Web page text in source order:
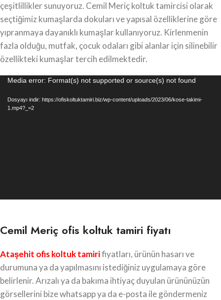
çeşitlillikler sunuyoruz. Cemil Meriç koltuk tamircisi olarak
seçtiğimiz kumaşlarda dokuları ve yapısal özelliklerine göre
yıpranmaya dayanıklı kumaşlar kullanıyoruz. Kirlenmenin
fazla olduğu, mutfak, çocuk odaları gibi alanlar için silinebilir
özellikteki kumaşlar tercih edilmektedir.
Video
oynatıcı
Media error: Format(s) not supported or source(s) not found
Dosyayı indir: https://ofiskoltuktamiri.biz/wp-content/uploads/2023/06/kose-takimi-
1.mp4?_=2
Cemil Meriç ofis koltuk tamiri fiyatı
Ataşehit ofis koltuk tamirifiyatları, ürünün hasarı ve
durumuna ya da yapılmasını istediğiniz uygulamaya göre
belirlenir. Arızalı ya da bakıma ihtiyaç duyulan ürününüzün
görsellerini bize whatsapp ya da e-posta ile göndermeniz